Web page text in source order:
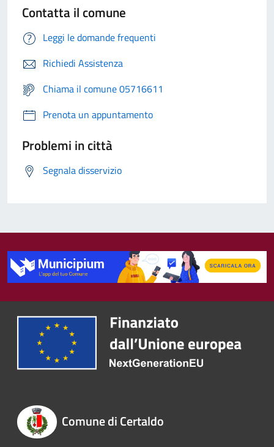
Contatta il comune
Leggi le domande frequenti
Richiedi Assistenza
Chiama il comune 05716611
Prenota un appuntamento
Problemi in città
Segnala disservizio
Comune di Certaldo